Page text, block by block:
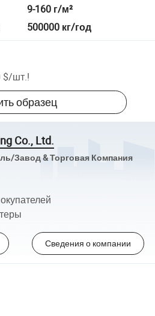
9-160 г/м²
500000 кг/год
$/шт.!
образец
Co., Ltd.
Завод & Торговая Компания
Сведения о компании